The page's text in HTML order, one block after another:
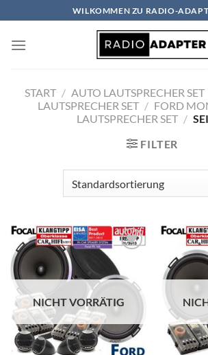
Inhalt
springen
WILKOMMEN ZU RADIO-
START / AUTO LAUTSPRECHER SET
LAUTSPRECHER SET / FORD
LAUTSPRECHER SET /
FILTER
Wunschliste
hinzufügen
NICHT VORRÄTIG